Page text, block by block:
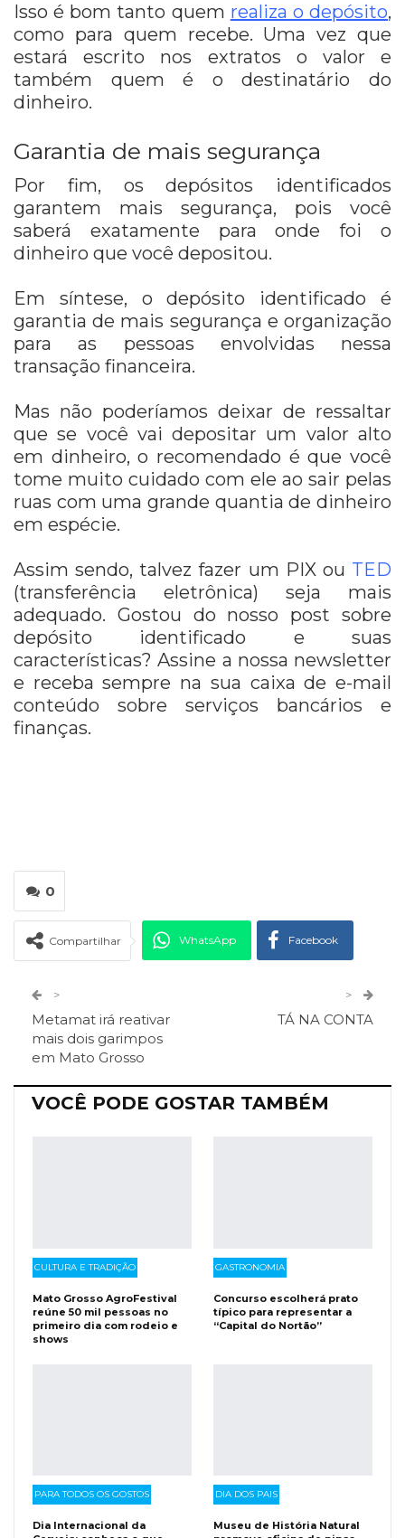
Isso é bom tanto quem realiza o depósito,
como para quem recebe. Uma vez que
estará escrito nos extratos o valor e
também quem é o destinatário do
dinheiro.
Garantia de mais segurança
Por fim, os depósitos identificados
garantem mais segurança, pois você
saberá exatamente para onde foi o
dinheiro que você depositou.
Em síntese, o depósito identificado é
garantia de mais segurança e organização
para as pessoas envolvidas nessa
transação financeira.
Mas não poderíamos deixar de ressaltar
que se você vai depositar um valor alto
em dinheiro, o recomendado é que você
tome muito cuidado com ele ao sair pelas
ruas com uma grande quantia de dinheiro
em espécie.
Assim sendo, talvez fazer um PIX ou TED
(transferência eletrônica) seja mais
adequado. Gostou do nosso post sobre
depósito identificado e suas
características? Assine a nossa newsletter
e receba sempre na sua caixa de e-mail
conteúdo sobre serviços bancários e
finanças.
0
Compartilhar WhatsApp Facebook
ReddIt
>
Metamat irá reativar
mais dois garimpos
em Mato Grosso
>
TÁ NA CONTA
VOCÊ PODE GOSTAR TAMBÉM
CULTURA E TRADIÇÃO
Mato Grosso AgroFestival
reúne 50 mil pessoas no
primeiro dia com rodeio e
shows
GASTRONOMIA
Concurso escolherá prato
típico para representar a
“Capital do Nortão”
PARA TODOS OS GOSTOS
Dia Internacional da
DIA DOS PAIS
Museu de História Natural